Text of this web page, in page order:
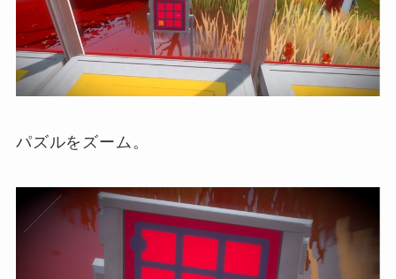
パズルをズーム。